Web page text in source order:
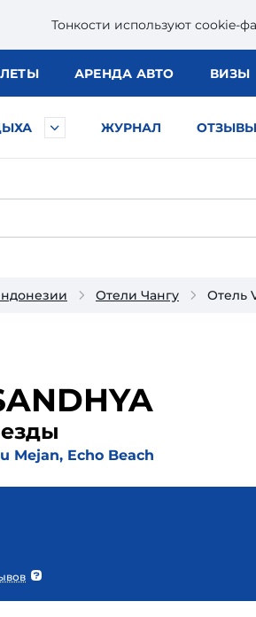
Тонкости используют сookie-
АРЕНДА АВТО ВИЗЫ
ЖУРНАЛ ОТЗЫВЫ
Отели Чангу Отель
Mejan, Echo Beach